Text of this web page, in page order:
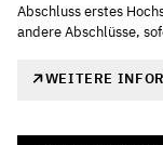
Abschluss erstes
andere Abschlüsse,
WEITERE